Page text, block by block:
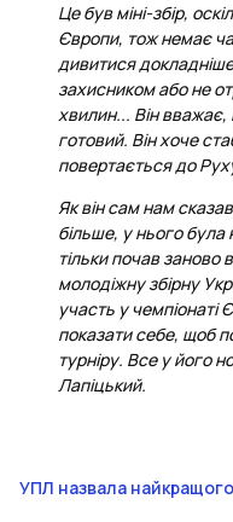
Це був міні-збір,
Європи, тож немає
дивитися
захисником або не
хвилин... Він
готовий. Він хоче
повертається до
Як він сам нам
більше, у нього була
тільки почав
молодіжну збірну
участь у
показати себе, щоб
турніру. Все у його
Лапіцький.
УПЛ назвала